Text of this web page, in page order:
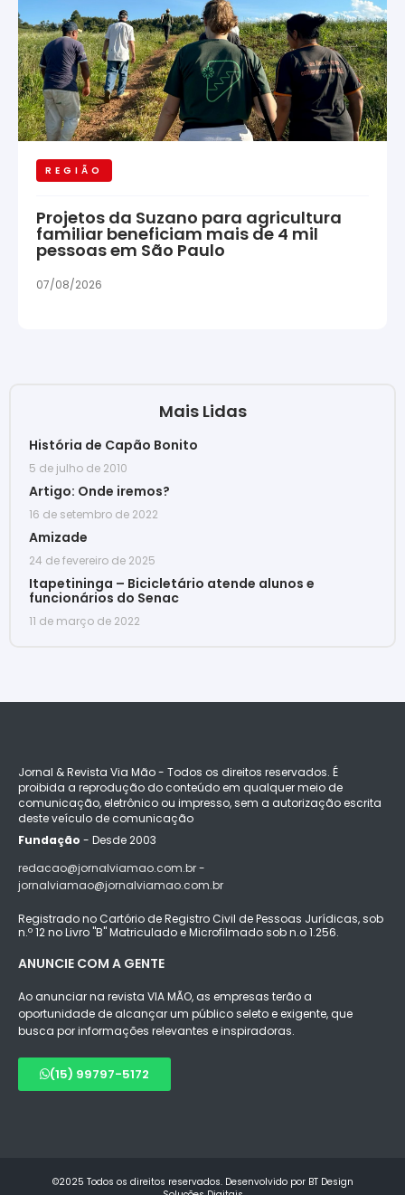
REGIÃO
Projetos da Suzano para agricultura
familiar beneficiam mais de 4 mil
pessoas em São Paulo
07/08/2026
Mais Lidas
História de Capão Bonito
5 de julho de 2010
Artigo: Onde iremos?
16 de setembro de 2022
Amizade
24 de fevereiro de 2025
Itapetininga – Bicicletário atende alunos e
funcionários do Senac
11 de março de 2022
Jornal & Revista Via Mão - Todos os direitos reservados. É
proibida a reprodução do conteúdo em qualquer meio de
comunicação, eletrônico ou impresso, sem a autorização escrita
deste veículo de comunicação
Fundação - Desde 2003
redacao@jornalviamao.com.br -
jornalviamao@jornalviamao.com.br
Registrado no Cartório de Registro Civil de Pessoas Jurídicas, sob
n.º 12 no Livro "B" Matriculado e Microfilmado sob n.o 1.256.
ANUNCIE COM A GENTE
Ao anunciar na revista VIA MÃO, as empresas terão a
oportunidade de alcançar um público seleto e exigente, que
busca por informações relevantes e inspiradoras.
(15) 99797-5172
©2025 Todos os direitos reservados. Desenvolvido por BT Design